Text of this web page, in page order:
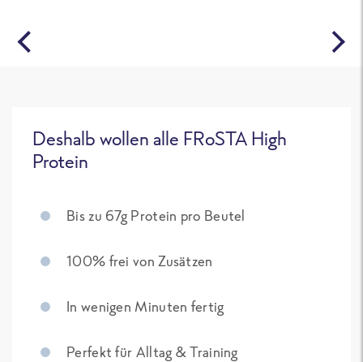
Deshalb wollen alle FRoSTA High
Protein
Bis zu 67g Protein pro Beutel
100% frei von Zusätzen
In wenigen Minuten fertig
Perfekt für Alltag & Training